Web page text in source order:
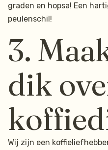
graden en hopsa! Een
peulenschil!
3.
dik
Wij zijn een